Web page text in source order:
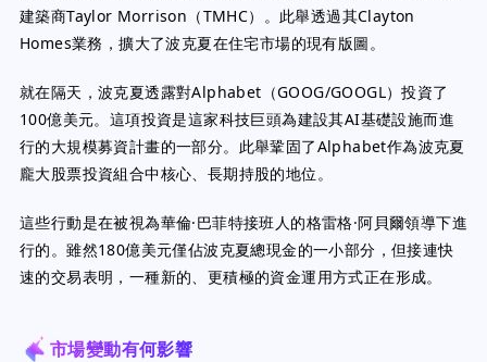
建築商Taylor Morrison（TMHC）。此舉透過其Clayton
Homes業務，擴大了波克夏在住宅市場的現有版圖。
就在隔天，波克夏透露對Alphabet（GOOG/GOOGL）投資了
100億美元。這項投資是這家科技巨頭為建設其AI基礎設施而進
行的大規模募資計畫的一部分。此舉鞏固了Alphabet作為波克夏
龐大股票投資組合中核心、長期持股的地位。
這些行動是在被視為華倫·巴菲特接班人的格雷格·阿貝爾領導下進
行的。雖然180億美元僅佔波克夏總現金的一小部分，但接連快
速的交易表明，一種新的、更積極的資金運用方式正在形成。
市場變動有何影響